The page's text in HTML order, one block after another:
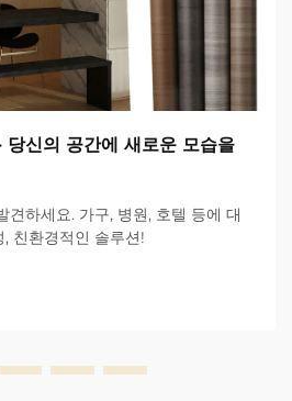
당신의 공간에 새로운 모습을
견하세요. 가구, 병원, 호텔 등에 대
친환경적인 솔루션!